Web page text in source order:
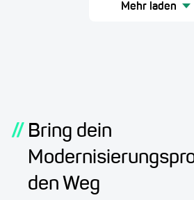
Mehr laden
// Bring dein
den Weg